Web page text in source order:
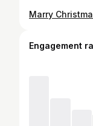
Engagement